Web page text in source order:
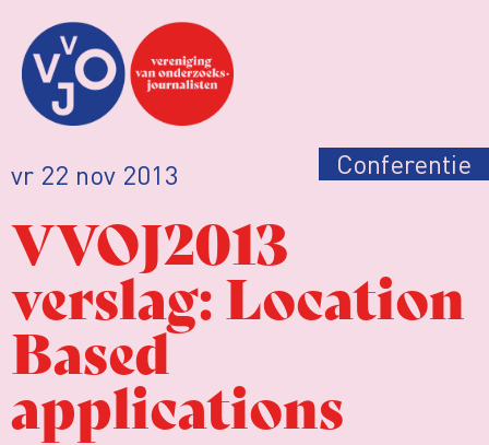
vr 22 nov 2013 Conferentie
VVOJ2013
verslag: Location
Based
applications